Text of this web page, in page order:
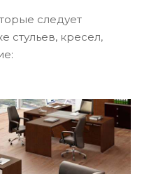
следует
стульев, кресел,